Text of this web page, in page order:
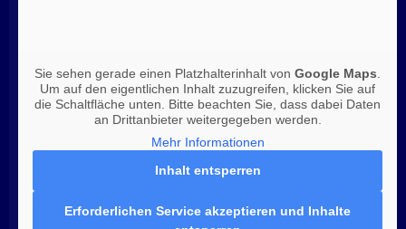
Sie sehen gerade einen Platzhalterinhalt von Google Maps
Um auf den eigentlichen Inhalt zuzugreifen, klicken Sie auf
die Schaltfläche unten. Bitte beachten Sie, dass dabei Daten
an Drittanbieter weitergegeben werden.
Mehr Informationen
Inhalt entsperren
Erforderlichen Service akzeptieren und Inhalte